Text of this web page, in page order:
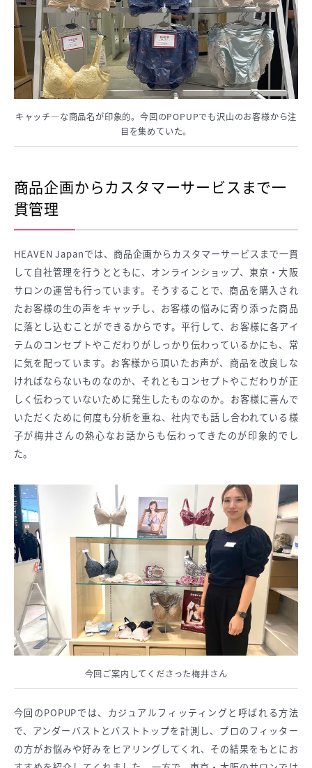
キャッチ―な商品名が印象的。今回のPOPUPでも沢山のお客様から注
目を集めていた。
商品企画からカスタマーサービスまで一
貫管理
HEAVEN Japanでは、商品企画からカスタマーサービスまで一貫
して自社管理を行うとともに、オンラインショップ、東京・大阪
サロンの運営も行っています。そうすることで、商品を購入され
たお客様の生の声をキャッチし、お客様の悩みに寄り添った商品
に落とし込むことができるからです。平行して、お客様に各アイ
テムのコンセプトやこだわりがしっかり伝わっているかにも、常
に気を配っています。お客様から頂いたお声が、商品を改良しな
ければならないものなのか、それともコンセプトやこだわりが正
しく伝わっていないために発生したものなのか。お客様に喜んで
いただくために何度も分析を重ね、社内でも話し合われている様
子が梅井さんの熱心なお話からも伝わってきたのが印象的でし
た。
今回ご案内してくださった梅井さん
今回のPOPUPでは、カジュアルフィッティングと呼ばれる方法
で、アンダーバストとバストトップを計測し、プロのフィッター
の方がお悩みや好みをヒアリングしてくれ、その結果をもとにお